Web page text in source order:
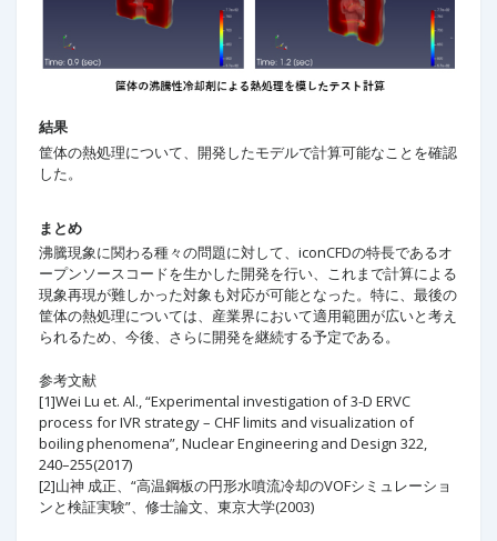
結果
筐体の熱処理について、開発したモデルで計算可能なことを確認
した。
まとめ
沸騰現象に関わる種々の問題に対して、iconCFDの特長であるオ
ープンソースコードを生かした開発を行い、これまで計算による
現象再現が難しかった対象も対応が可能となった。特に、最後の
筐体の熱処理については、産業界において適用範囲が広いと考え
られるため、今後、さらに開発を継続する予定である。
参考文献
[1]Wei Lu et. Al., “Experimental investigation of 3-D ERVC
process for IVR strategy – CHF limits and visualization of
boiling phenomena”, Nuclear Engineering and Design 322,
240–255(2017)
[2]山神 成正、“高温鋼板の円形水噴流冷却のVOFシミュレーショ
ンと検証実験”、修士論文、東京大学(2003)